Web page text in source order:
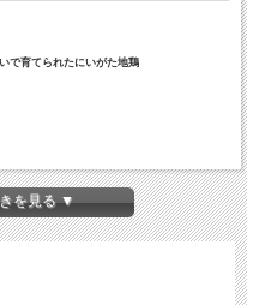
で育てられたにいがた地鶏
されます。
を見る ▼